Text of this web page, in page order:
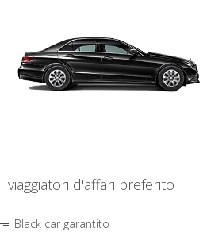
I viaggiatori d'affari preferito
Black car garantito